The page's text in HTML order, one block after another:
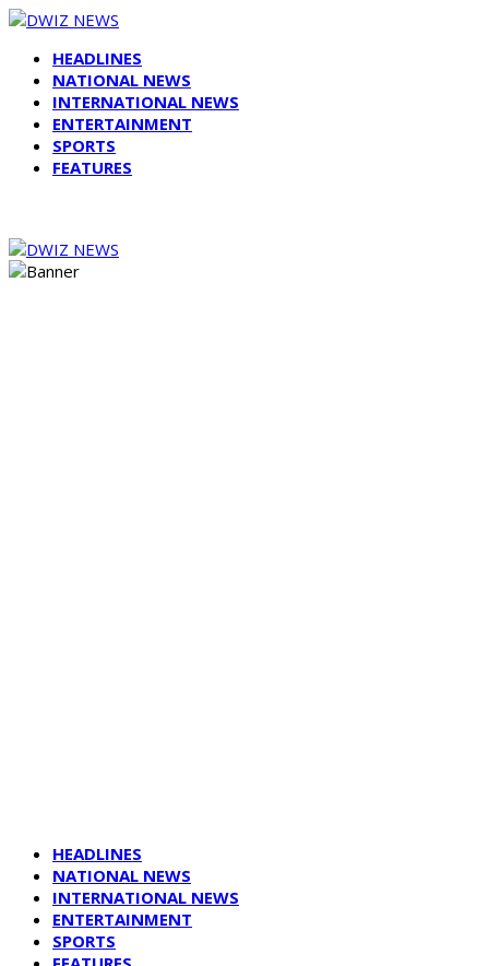
HEADLINES
NATIONAL NEWS
INTERNATIONAL NEWS
ENTERTAINMENT
SPORTS
FEATURES
HEADLINES
NATIONAL NEWS
INTERNATIONAL NEWS
ENTERTAINMENT
SPORTS